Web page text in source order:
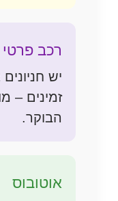
רכב פרטי
יש
זמינים –
הבוקר.
אוטובוס